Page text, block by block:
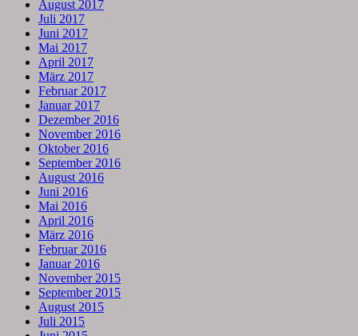
August 2017
Juli 2017
Juni 2017
Mai 2017
April 2017
März 2017
Februar 2017
Januar 2017
Dezember 2016
November 2016
Oktober 2016
September 2016
August 2016
Juni 2016
Mai 2016
April 2016
März 2016
Februar 2016
Januar 2016
November 2015
September 2015
August 2015
Juli 2015